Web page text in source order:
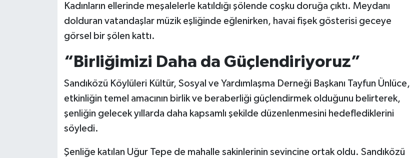
Kadınların ellerinde meşalelerle katıldığı şölende coşku doruğa çıktı. Meydanı
dolduran vatandaşlar müzik eşliğinde eğlenirken, havai fişek gösterisi geceye
görsel bir şölen kattı.
“Birliğimizi Daha da Güçlendiriyoruz”
Sandıközü Köylüleri Kültür, Sosyal ve Yardımlaşma Derneği Başkanı Tayfun Ünlüce,
etkinliğin temel amacının birlik ve beraberliği güçlendirmek olduğunu belirterek,
şenliğin gelecek yıllarda daha kapsamlı şekilde düzenlenmesini hedeflediklerini
söyledi.
Şenliğe katılan Uğur Tepe de mahalle sakinlerinin sevincine ortak oldu. Sandıközü